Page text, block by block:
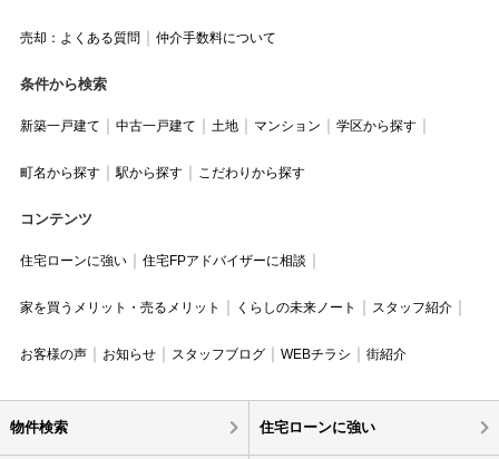
売却：よくある質問 仲介手数料について
条件から検索
新築一戸建て 中古一戸建て 土地 マンション 学区から探す
町名から探す 駅から探す こだわりから探す
コンテンツ
住宅ローンに強い 住宅FPアドバイザーに相談
家を買うメリット・売るメリット くらしの未来ノート スタッフ紹介
お客様の声 お知らせ スタッフブログ WEBチラシ 街紹介
物件検索 住宅ローンに強い